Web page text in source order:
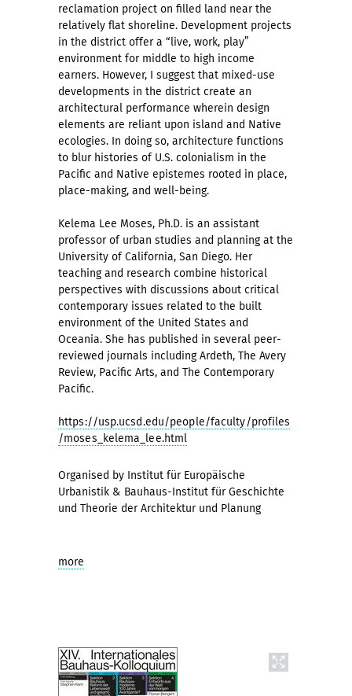
reclamation project on filled land near the
relatively flat shoreline. Development projects
in the district offer a “live, work, play”
environment for middle to high income
earners. However, I suggest that mixed-use
developments in the district create an
architectural performance wherein design
elements are reliant upon island and Native
ecologies. In doing so, architecture functions
to blur histories of U.S. colonialism in the
Pacific and Native epistemes rooted in place,
place-making, and well-being.
Kelema Lee Moses, Ph.D. is an assistant
professor of urban studies and planning at the
University of California, San Diego. Her
teaching and research combine historical
perspectives with discussions about critical
contemporary issues related to the built
environment of the United States and
Oceania. She has published in several peer-
reviewed journals including Ardeth, The Avery
Review, Pacific Arts, and The Contemporary
Pacific.
https://usp.ucsd.edu/people/faculty/profiles
/moses_kelema_lee.html
Organised by Institut für Europäische
Urbanistik & Bauhaus-Institut für Geschichte
und Theorie der Architektur und Planung
more